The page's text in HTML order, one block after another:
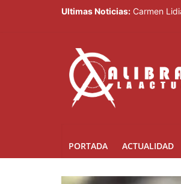
Ultimas Noticias: Carmen
PORTADA ACTUALIDAD